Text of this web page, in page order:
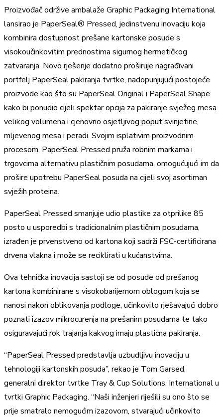
Proizvođač održive ambalaže Graphic Packaging International
lansirao je PaperSeal® Pressed, jedinstvenu inovaciju koja
kombinira dostupnost prešane kartonske posude s
visokoučinkovitim prednostima sigurnog hermetičkog
zatvaranja. Novo rješenje dodatno proširuje nagrađivani
portfelj PaperSeal pakiranja tvrtke, nadopunjujući postojeće
proizvode kao što su PaperSeal Original i PaperSeal Shape
kako bi ponudio cijeli spektar opcija za pakiranje svježeg mesa
velikog volumena i cjenovno osjetljivog poput svinjetine,
mljevenog mesa i peradi. Svojim isplativim proizvodnim
procesom, PaperSeal Pressed pruža robnim markama i
trgovcima alternativu plastičnim posudama, omogućujući im da
prošire upotrebu PaperSeal posuda na cijeli svoj asortiman
svježih proteina.
PaperSeal Pressed smanjuje udio plastike za otprilike 85
posto u usporedbi s tradicionalnim plastičnim posudama,
izrađen je prvenstveno od kartona koji sadrži FSC-certificirana
drvena vlakna i može se reciklirati u kućanstvima.
Ova tehnička inovacija sastoji se od posude od prešanog
kartona kombinirane s visokobarijernom oblogom koja se
nanosi nakon oblikovanja podloge, učinkovito rješavajući dobro
poznati izazov mikrocurenja na prešanim posudama te tako
osiguravajući rok trajanja kakvog imaju plastična pakiranja.
“PaperSeal Pressed predstavlja uzbudljivu inovaciju u
tehnologiji kartonskih posuda”, rekao je Tom Garsed,
generalni direktor tvrtke Tray & Cup Solutions, International u
tvrtki Graphic Packaging. “Naši inženjeri riješili su ono što se
prije smatralo nemogućim izazovom, stvarajući učinkovito